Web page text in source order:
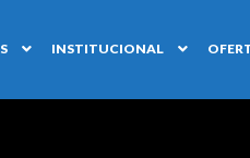
INSTITUCIONAL